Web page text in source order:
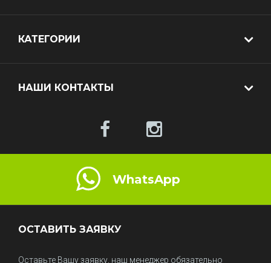
КАТЕГОРИИ
НАШИ КОНТАКТЫ
WhatsApp
ОСТАВИТЬ ЗАЯВКУ
Оставьте Вашу заявку, наш менеджер обязательно